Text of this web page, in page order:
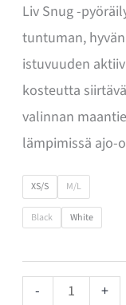
Liv Snug -
tuntuman,
istuvuuden
kosteutta
valinnan
lämpimissä ajo-
XS/S M/L
Black White
-
Liv
+